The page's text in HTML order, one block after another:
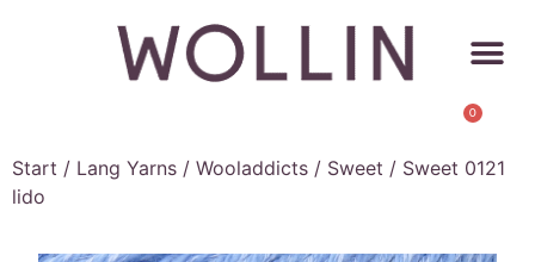
0
Start / Lang Yarns / Wooladdicts / Sweet / Sweet 0121
lido